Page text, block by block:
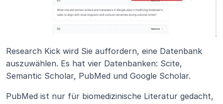
Research Kick wird Sie auffordern, eine Datenbank
auszuwählen. Es hat vier Datenbanken: Scite,
Semantic Scholar, PubMed und Google Scholar.
PubMed ist nur für biomedizinische Literatur gedacht,